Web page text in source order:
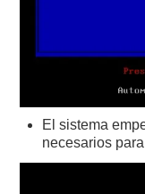
El sistema
necesarios